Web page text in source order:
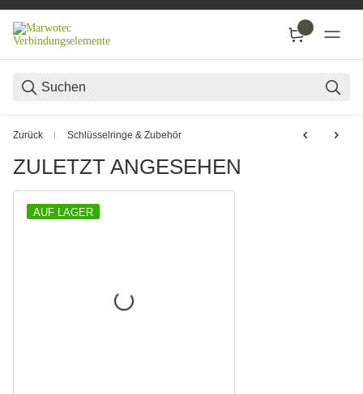
Zurück Schlüsselringe & Zubehör
ZULETZT ANGESEHEN
AUF LAGER